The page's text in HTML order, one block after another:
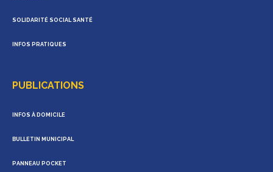
SOLIDARITÉ SOCIAL SANTÉ
INFOS PRATIQUES
PUBLICATIONS
INFOS À DOMICILE
BULLETIN MUNICIPAL
PANNEAU POCKET